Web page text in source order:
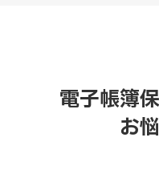
電子帳簿
お